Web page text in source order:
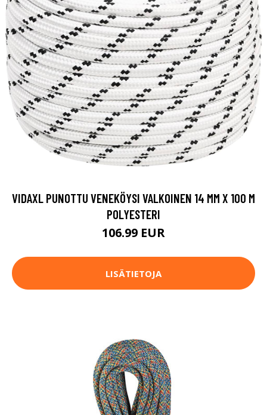
VIDAXL PUNOTTU VENEKÖYSI VALKOINEN 14 MM X 100 M
POLYESTERI
106.99 EUR
LISÄTIETOJA